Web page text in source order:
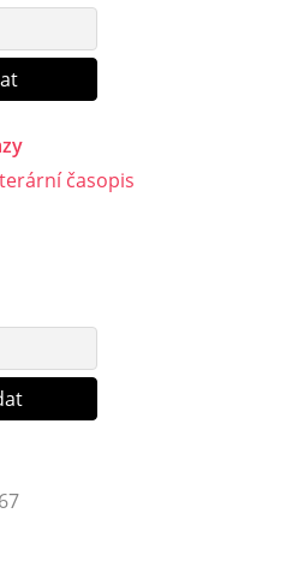
časopis